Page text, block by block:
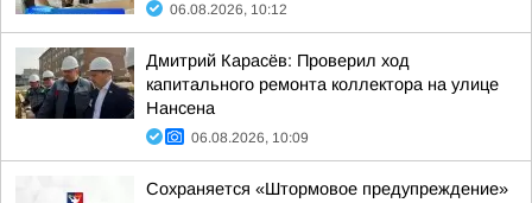
06.08.2026, 10:12
Дмитрий Карасёв: Проверил ход
капитального ремонта коллектора на улице
Нансена
06.08.2026, 10:09
Сохраняется «Штормовое предупреждение»